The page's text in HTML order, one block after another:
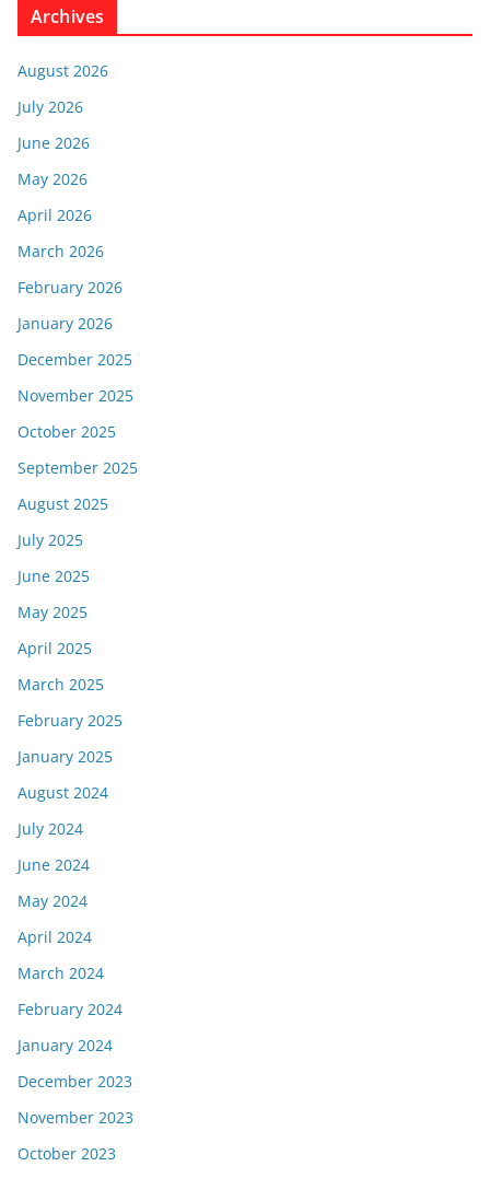
Archives
August 2026
July 2026
June 2026
May 2026
April 2026
March 2026
February 2026
January 2026
December 2025
November 2025
October 2025
September 2025
August 2025
July 2025
June 2025
May 2025
April 2025
March 2025
February 2025
January 2025
August 2024
July 2024
June 2024
May 2024
April 2024
March 2024
February 2024
January 2024
December 2023
November 2023
October 2023